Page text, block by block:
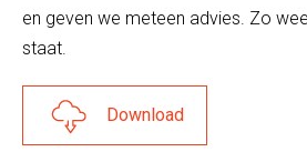
en geven we meteen advies. Zo
staat.
Download